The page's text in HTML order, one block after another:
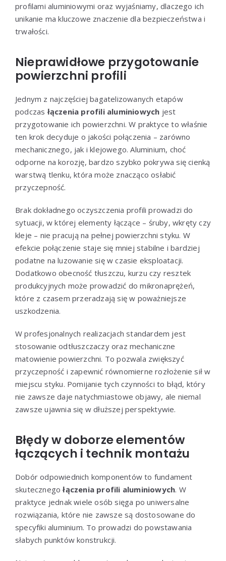
profilami aluminiowymi oraz wyjaśniamy, dlaczego ich
unikanie ma kluczowe znaczenie dla bezpieczeństwa i
trwałości.
Nieprawidłowe przygotowanie
powierzchni profili
Jednym z najczęściej bagatelizowanych etapów
podczas łączenia profili aluminiowych jest
przygotowanie ich powierzchni. W praktyce to właśnie
ten krok decyduje o jakości połączenia – zarówno
mechanicznego, jak i klejowego. Aluminium, choć
odporne na korozję, bardzo szybko pokrywa się cienką
warstwą tlenku, która może znacząco osłabić
przyczepność.
Brak dokładnego oczyszczenia profili prowadzi do
sytuacji, w której elementy łączące – śruby, wkręty czy
kleje – nie pracują na pełnej powierzchni styku. W
efekcie połączenie staje się mniej stabilne i bardziej
podatne na luzowanie się w czasie eksploatacji.
Dodatkowo obecność tłuszczu, kurzu czy resztek
produkcyjnych może prowadzić do mikronaprężeń,
które z czasem przeradzają się w poważniejsze
uszkodzenia.
W profesjonalnych realizacjach standardem jest
stosowanie odtłuszczaczy oraz mechaniczne
matowienie powierzchni. To pozwala zwiększyć
przyczepność i zapewnić równomierne rozłożenie sił w
miejscu styku. Pomijanie tych czynności to błąd, który
nie zawsze daje natychmiastowe objawy, ale niemal
zawsze ujawnia się w dłuższej perspektywie.
Błędy w doborze elementów
łączących i technik montażu
Dobór odpowiednich komponentów to fundament
skutecznegołączenia profili aluminiowych. W
praktyce jednak wiele osób sięga po uniwersalne
rozwiązania, które nie zawsze są dostosowane do
specyfiki aluminium. To prowadzi do powstawania
słabych punktów konstrukcji.